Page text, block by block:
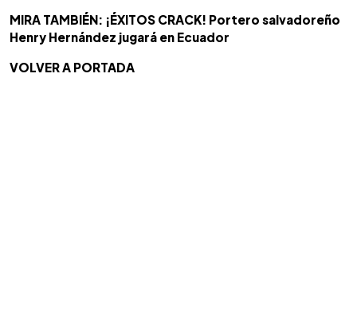
MIRA TAMBIÉN: ¡ÉXITOS CRACK! Portero salvadoreño
Henry Hernández jugará en Ecuador
VOLVER A PORTADA